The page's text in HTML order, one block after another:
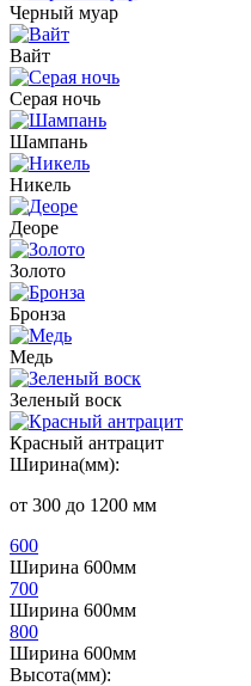
Черный муар
Вайт
Серая ночь
Шампань
Никель
Деоре
Золото
Бронза
Медь
Зеленый воск
Красный антрацит
Ширина(мм):
от 300 до 1200 мм
600
Ширина 600мм
700
Ширина 600мм
800
Ширина 600мм
Высота(мм):